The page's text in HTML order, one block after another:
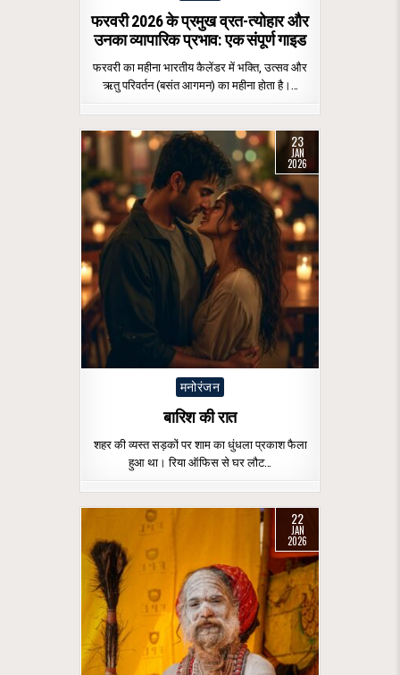
फरवरी 2026 के प्रमुख व्रत-त्योहार और
उनका व्यापारिक प्रभाव: एक संपूर्ण गाइड
फरवरी का महीना भारतीय कैलेंडर में भक्ति, उत्सव और
ऋतु परिवर्तन (बसंत आगमन) का महीना होता है।…
23
JAN
2026
Posted
मनोरंजन
बारिश की रात
शहर की व्यस्त सड़कों पर शाम का धुंधला प्रकाश फैला
हुआ था। रिया ऑफिस से घर लौट…
22
JAN
2026